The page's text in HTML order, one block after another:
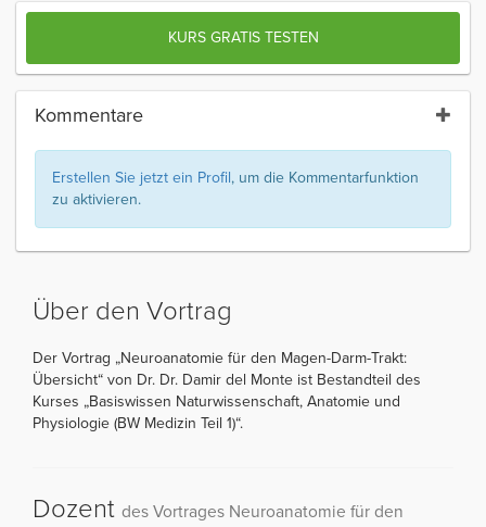
KURS GRATIS TESTEN
Kommentare
Erstellen Sie jetzt ein Profil, um die Kommentarfunktion
zu aktivieren.
Über den Vortrag
Der Vortrag „Neuroanatomie für den Magen-Darm-Trakt:
Übersicht“ von Dr. Dr. Damir del Monte ist Bestandteil des
Kurses „Basiswissen Naturwissenschaft, Anatomie und
Physiologie (BW Medizin Teil 1)“.
Dozent des Vortrages Neuroanatomie für den